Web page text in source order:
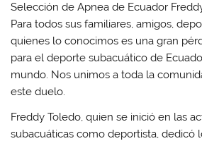
Selección de Apnea de Ecuador
Para todos sus familiares, amigos,
quienes lo conocimos es una gran
para el deporte subacuático de
mundo. Nos unimos a toda la
este duelo.
Freddy Toledo, quien se inició en las
subacuáticas como deportista, dedicó